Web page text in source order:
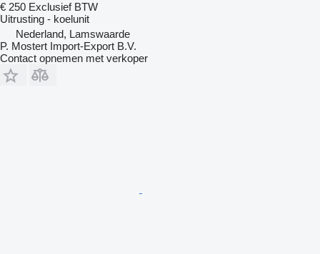
€ 250 Exclusief BTW
Uitrusting - koelunit
Nederland, Lamswaarde
P. Mostert Import-Export B.V.
Contact opnemen met verkoper